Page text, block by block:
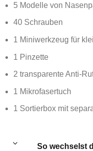
5 Modelle von
40 Schrauben
1 Miniwerkzeug für
1 Pinzette
2 transparente Anti-
1 Mikrofasertuch
1 Sortierbox mit
So wechselst